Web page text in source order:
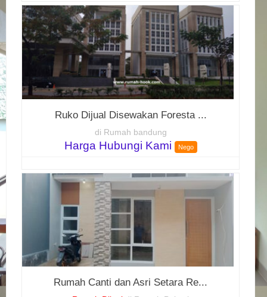
Ruko Dijual Disewakan Foresta ...
di Rumah bandung
Harga Hubungi Kami Nego
Rumah Canti dan Asri Setara Re...